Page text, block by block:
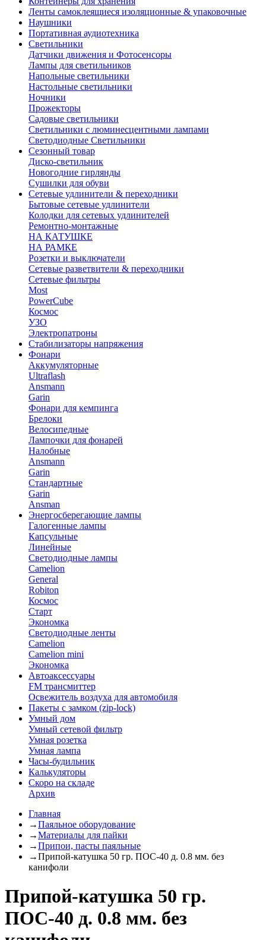
Ленты самоклеящиеся изоляционные & упаковочные
Наушники
Портативная аудиотехника
Светильники
Датчики движения и Фотосенсоры
Лампы для светильников
Напольные светильники
Настольные светильники
Ночники
Прожекторы
Садовые светильники
Светильники с люминесцентными лампами
Светодиодные Светильники
Сезонный товар
Диско-светильник
Новогодние гирлянды
Сушилки для обуви
Сетевые удлинители & переходники
Бытовые сетевые удлинители
Колодки для сетевых удлинителей
Ремонтно-монтажные
НА КАТУШКЕ
НА РАМКЕ
Розетки и выключатели
Сетевые разветвители & переходники
Сетевые фильтры
Most
PowerCube
Космос
УЗО
Электропатроны
Стабилизаторы напряжения
Фонари
Аккумуляторные
Ultraflash
Ansmann
Garin
Фонари для кемпинга
Брелоки
Велосипедные
Лампочки для фонарей
Налобные
Ansmann
Garin
Стандартные
Garin
Ansman
Энергосберегающие лампы
Галогенные лампы
Капсульные
Линейные
Светодиодные лампы
Camelion
General
Robiton
Космос
Старт
Экономка
Светодиодные ленты
Camelion
Camelion mini
Экономка
Автоаксессуары
FM трансмиттер
Освежитель воздуха для автомобиля
Пакеты с замком (zip-lock)
Умный дом
Умный сетевой фильтр
Умная розетка
Умная лампа
Часы-будильник
Калькуляторы
Скоро на складе
Архив
Главная
→Паяльное оборудование
→Материалы для пайки
→Припои, пасты паяльные
→Припой-катушка 50 гр. ПОС-40 д. 0.8 мм. без
канифоли
Припой-катушка 50 гр.
ПОС-40 д. 0.8 мм. без